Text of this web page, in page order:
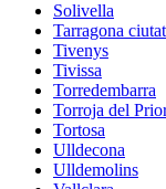
Solivella
Tarragona ciutat
Tivenys
Tivissa
Torredembarra
Torroja del
Tortosa
Ulldecona
Ulldemolins